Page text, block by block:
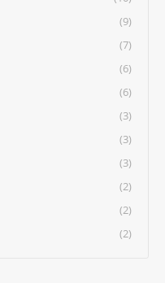
(9)
(7)
(6)
(6)
(3)
(3)
(3)
(2)
(2)
(2)